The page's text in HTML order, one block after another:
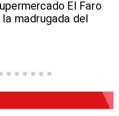
El Faro
madrugada del